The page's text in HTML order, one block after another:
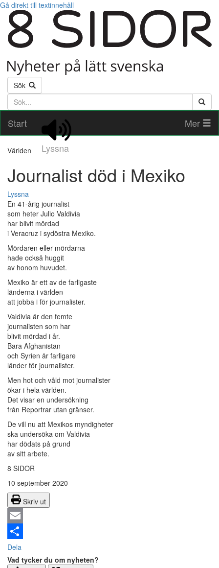
Gå direkt till textinnehåll
Sök
Söktext
Start
Lyssna
Mer
Världen
Journalist död i Mexiko
Lyssna
En 41-årig journalist
som heter Julio Valdivia
har blivit mördad
i Veracruz i sydöstra Mexiko.
Mördaren eller mördarna
hade också huggit
av honom huvudet.
Mexiko är ett av de farligaste
länderna i världen
att jobba i för journalister.
Valdivia är den femte
journalisten som har
blivit mördad i år.
Bara Afghanistan
och Syrien är farligare
länder för journalister.
Men hot och våld mot journalister
ökar i hela världen.
Det visar en undersökning
från Reportrar utan gränser.
De vill nu att Mexikos myndigheter
ska undersöka om Valdivia
har dödats på grund
av sitt arbete.
8 SIDOR
10 september 2020
Skriv ut
Email
Dela
Vad tycker du om nyheten?